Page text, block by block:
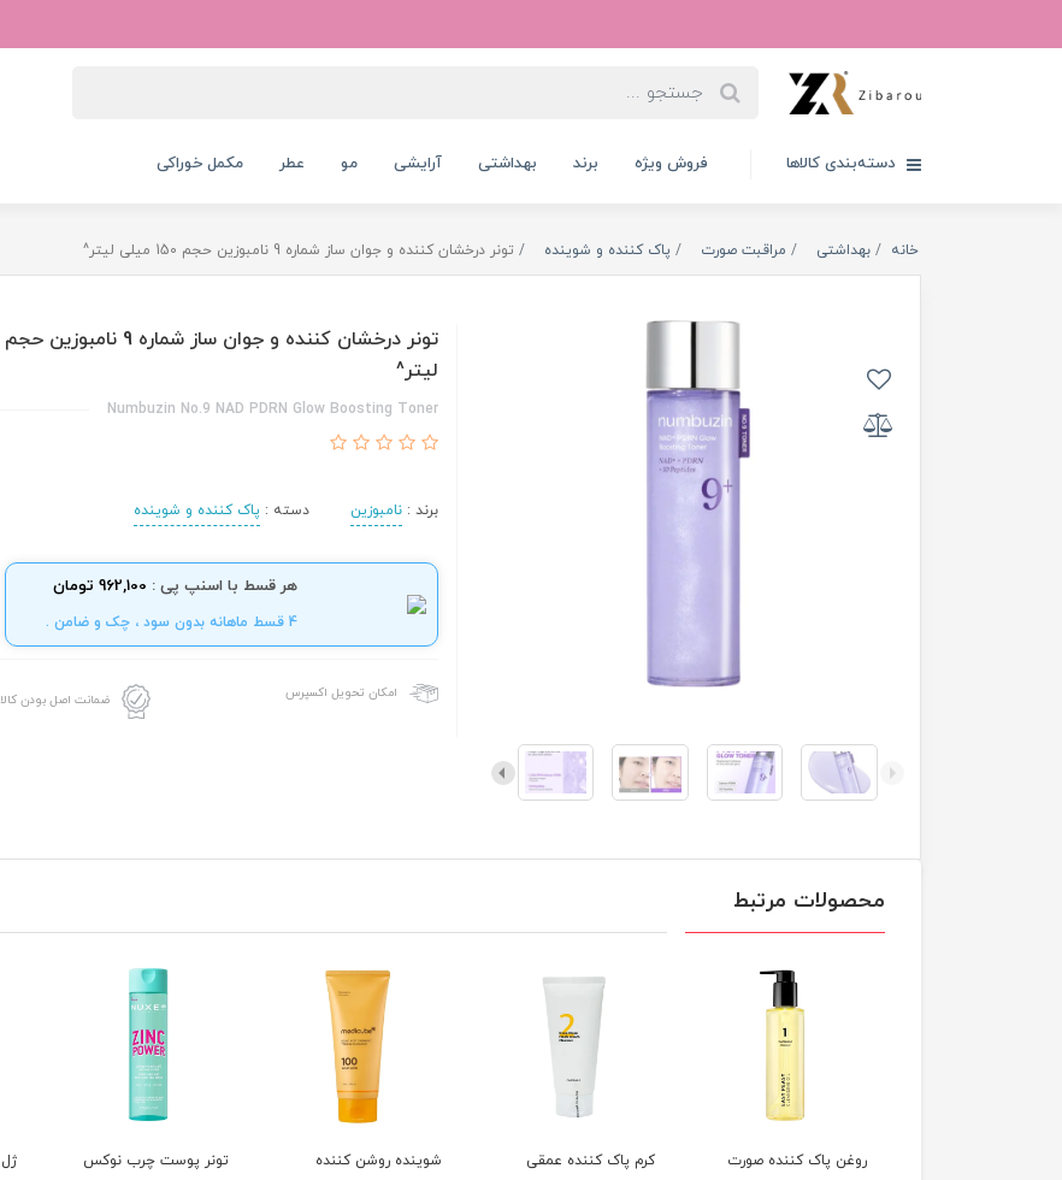
دسته‌بندی کالاها فروش ویژه برند بهداشتی آرایشی مو عطر مکمل خوراکی
خانه بهداشتی مراقبت صورت پاک کننده و شوینده تونر درخشان کننده و جوان ساز شماره 9 نامبوزین حجم 150 میلی لیتر^
لیتر^
Numbuzin No.9 NAD PDRN Glow Boosting Toner
برند :نامبوزین دسته : پاک کننده و شوینده
هر قسط با اسنپ پی : 962,100 تومان
4 قسط ماهانه بدون سود ، چک و ضامن .
امکان تحویل اکسپرس ضمانت اصل بودن کالا
محصولات مرتبط
روغن پاک کننده صورت
کرم پاک کننده عمقی
شوینده روشن کننده
تونر پوست چرب نوکس